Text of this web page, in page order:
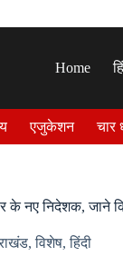
Home
एजुकेशन चार
नए निदेशक, जाने
,विशेष,हिंदी